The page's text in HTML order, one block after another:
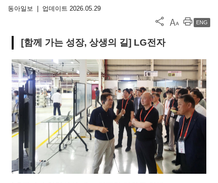
동아일보 업데이트 2026.05.29
ENG
[함께 가는 성장, 상생의 길] LG전자